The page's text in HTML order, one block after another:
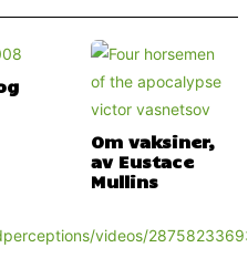
Om vaksiner,
av Eustace
Mullins
videos/